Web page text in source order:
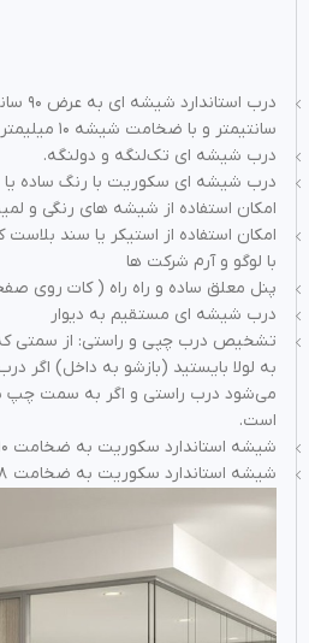
سانتیمتر و با ضخامت شیشه ۱۰ میلیمتر.
درب شیشه ای تک‌لنگه و دولنگه.
درب شیشه ای سکوریت با رنگ ساده یا
امکان استفاده از شیشه های رنگی و
امکان استفاده از استیکر یا سند بلاست
با لوگو و آرم شرکت ها
پنل معلق ساده و راه راه ( کات روی
درب شیشه ای مستقیم به دیوار
تشخیص درب چپی و راستی: از سمتی
به لولا بایستید (بازشو به داخل) اگر
می‌شود درب راستی و اگر به سمت چپ
است.
شیشه استاندارد سکوریت به ضخامت ۱۰ میلیمتر.
شیشه استاندارد سکوریت به ضخامت ۸ میلیمتر.